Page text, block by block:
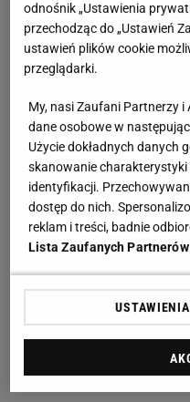
odnośnik „Ustawienia
przechodząc do „Ustawień
ustawień plików cookie
przeglądarki.
My, nasi Zaufani Partnerzy
dane osobowe w
Użycie dokładnych danych
skanowanie charakterystyki
identyfikacji.
dostęp do nich.
reklam i treści, badnie
Lista Zaufanych Partnerów